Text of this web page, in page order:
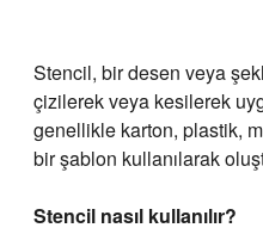
Stencil, bir desen veya
çizilerek veya kesilerek
genellikle karton, plastik,
bir şablon kullanılarak
Stencil nasıl kullanılır?